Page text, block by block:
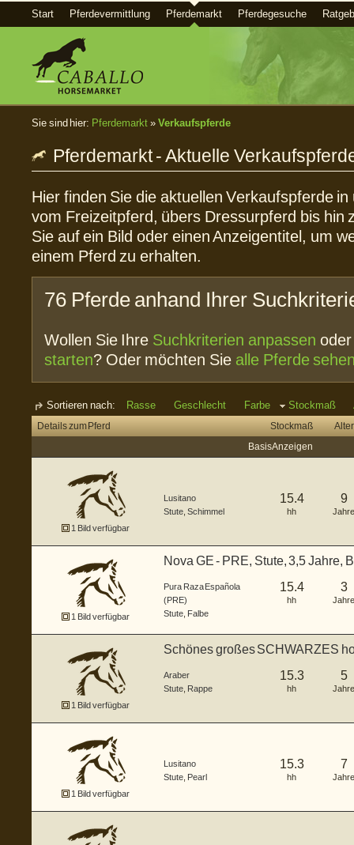
Start Pferdevermittlung Pferdemarkt Pferdegesuche
Sie sind hier: Pferdemarkt » Verkaufspferde
Pferdemarkt - Aktuelle
Hier finden Sie die aktuellen Verkaufspferde
vom Freizeitpferd, übers Dressurpferd bis hin
Sie auf ein Bild oder einen Anzeigentitel, um
einem Pferd zu erhalten.
76 Pferde anhand Ihrer
Wollen Sie Ihre Suchkriterien anpassen
starten? Oder möchten Sie alle Pferde
Sortieren nach: Rasse Geschlecht Farbe Stockmaß
Details zum Pferd Stockmaß
Alter
Basis Anzeigen
1 Bild verfügbar
Lusitano
Stute Schimmel
15.4
hh
9
Jahre
1 Bild verfügbar
Nova GE - PRE, Stute, 3,5 Jahre,
Pura Raza Española
(PRE)
Stute Falbe
15.4
hh
3
Jahre
1 Bild verfügbar
Schönes großes SCHWARZES
Araber
Stute Rappe
15.3
hh
5
Jahre
1 Bild verfügbar
Lusitano
Stute Pearl
15.3
hh
7
Jahre